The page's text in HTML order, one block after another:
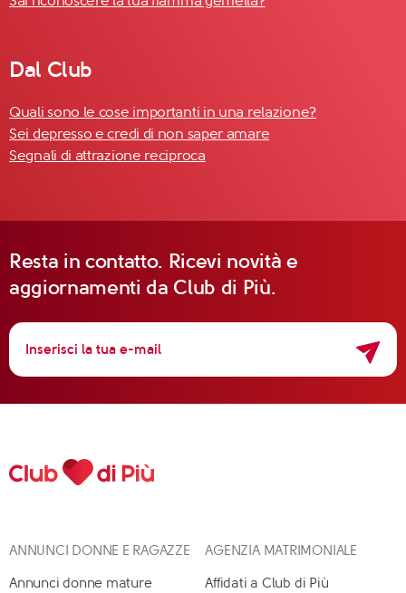
Dal Club
Quali sono le cose importanti in una relazione?
Sei depresso e credi di non saper amare
Segnali di attrazione reciproca
Resta in contatto. Ricevi novità e
aggiornamenti da Club di Più.
ANNUNCI DONNE E RAGAZZE
Annunci donne mature
AGENZIA MATRIMONIALE
Affidati a Club di Più